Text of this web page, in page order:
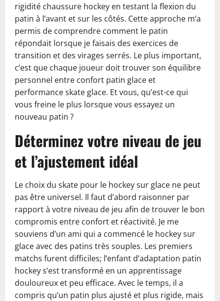
rigidité chaussure hockey en testant la flexion du
patin à l’avant et sur les côtés. Cette approche m’a
permis de comprendre comment le patin
répondait lorsque je faisais des exercices de
transition et des virages serrés. Le plus important,
c’est que chaque joueur doit trouver son équilibre
personnel entre confort patin glace et
performance skate glace. Et vous, qu’est-ce qui
vous freine le plus lorsque vous essayez un
nouveau patin ?
Déterminez votre niveau de jeu
et l’ajustement idéal
Le choix du skate pour le hockey sur glace ne peut
pas être universel. Il faut d’abord raisonner par
rapport à votre niveau de jeu afin de trouver le bon
compromis entre confort et réactivité. Je me
souviens d’un ami qui a commencé le hockey sur
glace avec des patins très souples. Les premiers
matchs furent difficiles; l’enfant d’adaptation patin
hockey s’est transformé en un apprentissage
douloureux et peu efficace. Avec le temps, il a
compris qu’un patin plus ajusté et plus rigide, mais